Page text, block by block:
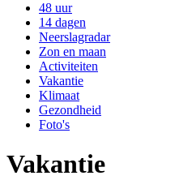
48 uur
14 dagen
Neerslagradar
Zon en maan
Activiteiten
Vakantie
Klimaat
Gezondheid
Foto's
Vakantie